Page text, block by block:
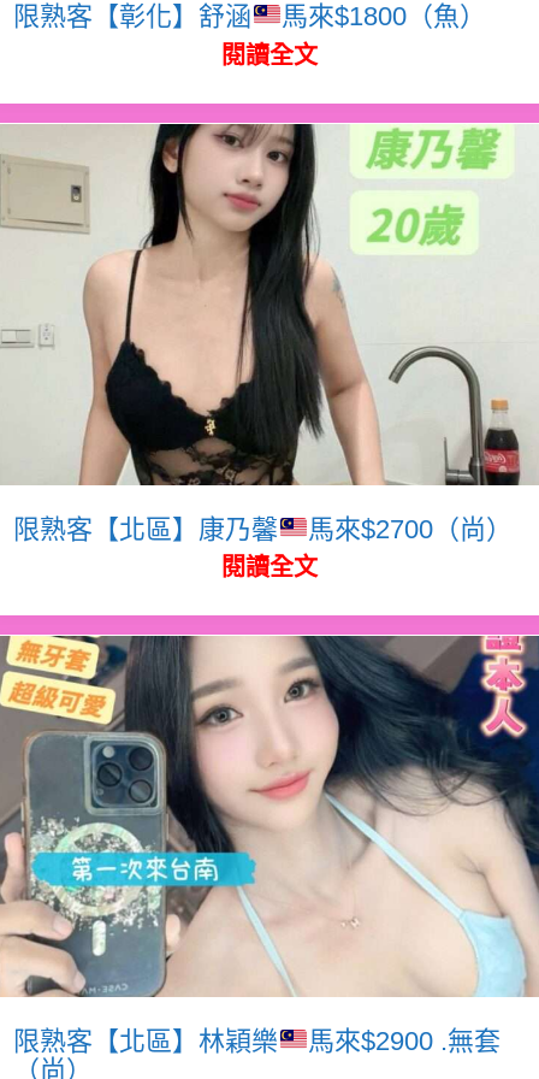
限熟客【彰化】舒涵 馬來$1800（魚）
閱讀全文
限熟客【北區】康乃馨 馬來$2700（尚）
閱讀全文
限熟客【北區】林穎樂
馬來$2900 .無套
（尚）